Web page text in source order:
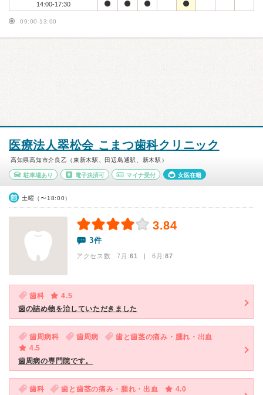
14:00-17:30
09:00-13:00
医療法人翠松会 こまつ歯科クリニック
高知県高知市介良乙（東新木駅、田辺島通駅、新木駅）
駐車場あり 電子決済可 マイナ受付 女医在籍
土曜（〜18:00）
3.84
3件
アクセス数 7月:61 | 6月:87
歯科
4.5
歯の詰め物を治していただきました
歯周病科 歯周病
歯と歯茎の痛み・腫れ・出血
4.5
歯周病の専門院です。
歯科 歯と歯茎の痛み・腫れ・出血 4.0